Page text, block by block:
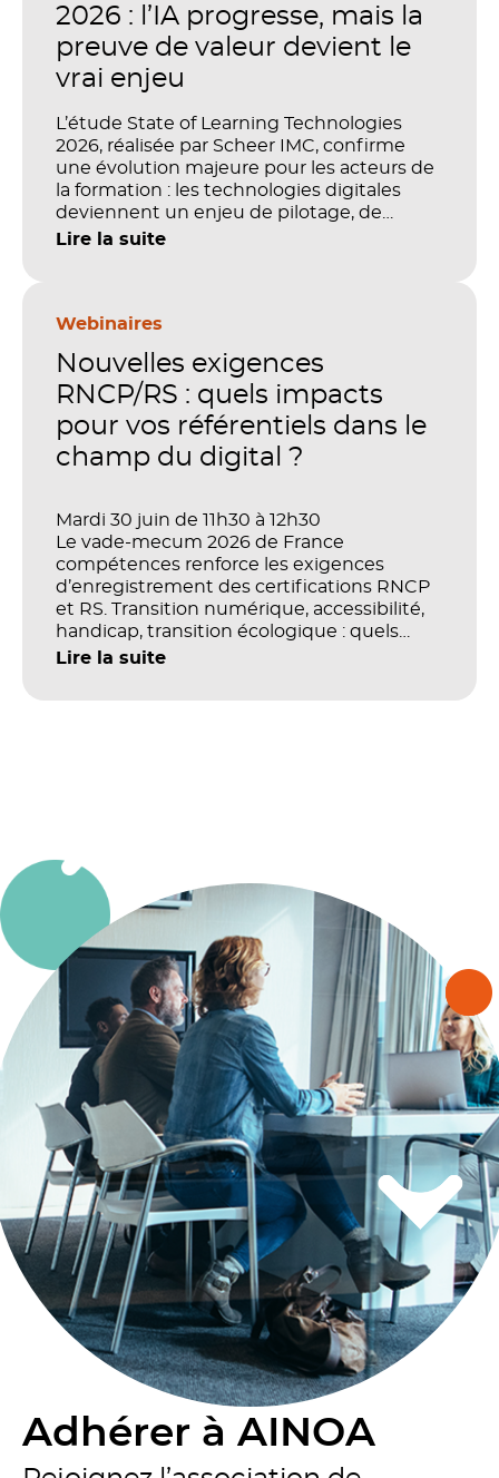
2026 : l’IA progresse, mais la
preuve de valeur devient le
vrai enjeu
L’étude State of Learning Technologies
2026, réalisée par Scheer IMC, confirme
une évolution majeure pour les acteurs de
la formation : les technologies digitales
deviennent un enjeu de pilotage, de
performance et de preuve de valeur. IA,
stratégique. Mais comment démontrer
investissements sur les compétences, la
productivité et la performance des
Lire la suite
Webinaires
Nouvelles exigences
RNCP/RS : quels impacts
pour vos référentiels dans le
champ du digital ?
Mardi 30 juin de 11h30 à 12h30
Le vade-mecum 2026 de France
compétences renforce les exigences
d’enregistrement des certifications RNCP
et RS. Transition numérique, accessibilité,
handicap, transition écologique : quels
impacts concrets pour les référentiels dans
Lire la suite
Adhérer à AINOA